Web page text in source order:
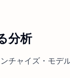
分析
チャイズ・モデ